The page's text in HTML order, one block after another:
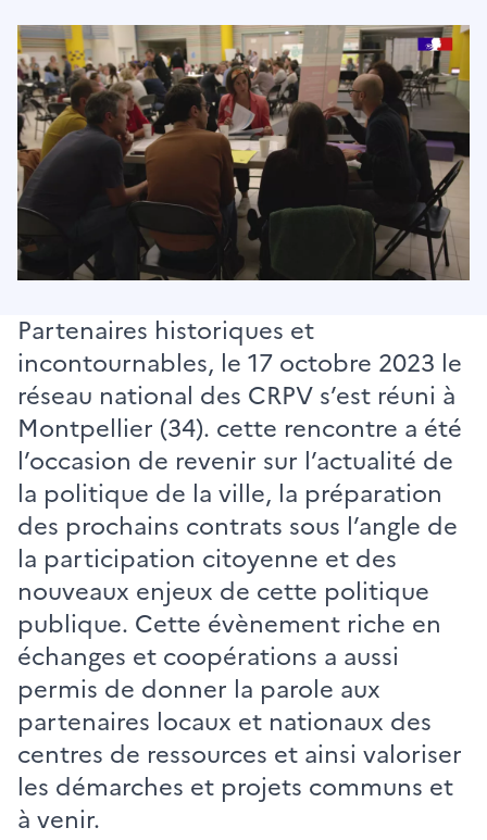
Image
Partenaires historiques et
incontournables, le 17 octobre 2023 le
réseau national des CRPV s’est réuni à
Montpellier (34). cette rencontre a été
l’occasion de revenir sur l’actualité de
la politique de la ville, la préparation
des prochains contrats sous l’angle de
la participation citoyenne et des
nouveaux enjeux de cette politique
publique. Cette évènement riche en
échanges et coopérations a aussi
permis de donner la parole aux
partenaires locaux et nationaux des
centres de ressources et ainsi valoriser
les démarches et projets communs et
à venir.